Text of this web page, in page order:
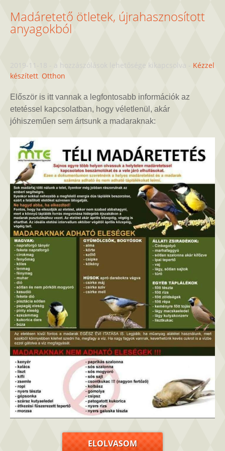
Madáretető ötletek, újrahasznosított
anyagokból
2019-11-18
Madáretető
ötletek,
anyagokból
bejegyzéshez
a hozzászólások lehetősége kikapcsolva
Kézzel
készített, Otthon
Először is itt vannak a legfontosabb információk az
etetéssel kapcsolatban, hogy véletlenül, akár
jóhiszeműen sem ártsunk a madaraknak:
ELOLVASOM